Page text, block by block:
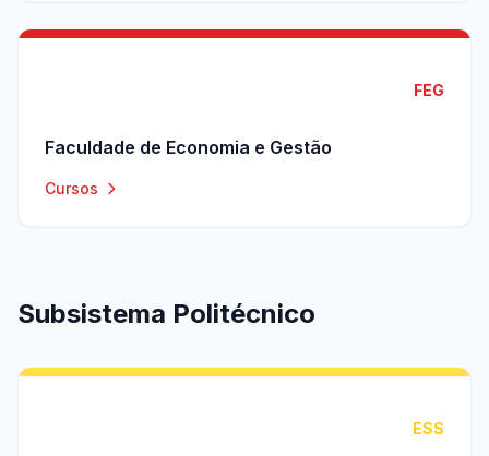
FEG
Faculdade de Economia e Gestão
Cursos
Subsistema Politécnico
ESS